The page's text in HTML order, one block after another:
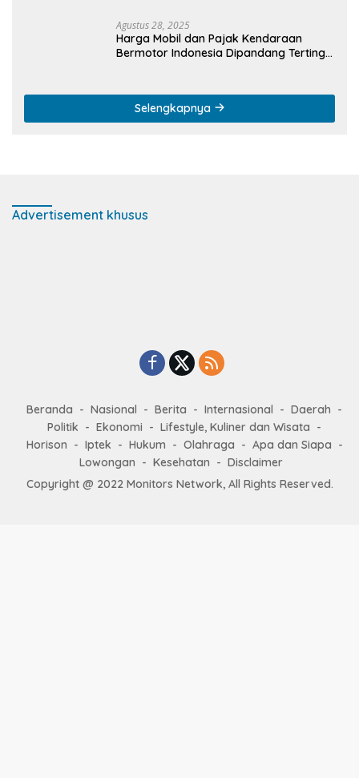
Agustus 28, 2025
Harga Mobil dan Pajak Kendaraan
Bermotor Indonesia Dipandang Tertinggi
Selengkapnya
Advertisement khusus
Beranda Nasional Berita Internasional
Daerah
Politik
Ekonomi
Lifestyle, Kuliner dan Wisata
Horison
Iptek Hukum Olahraga
Apa dan Siapa
Lowongan
Kesehatan
Disclaimer
Copyright @ 2022 Monitors Network, All Rights Reserved.